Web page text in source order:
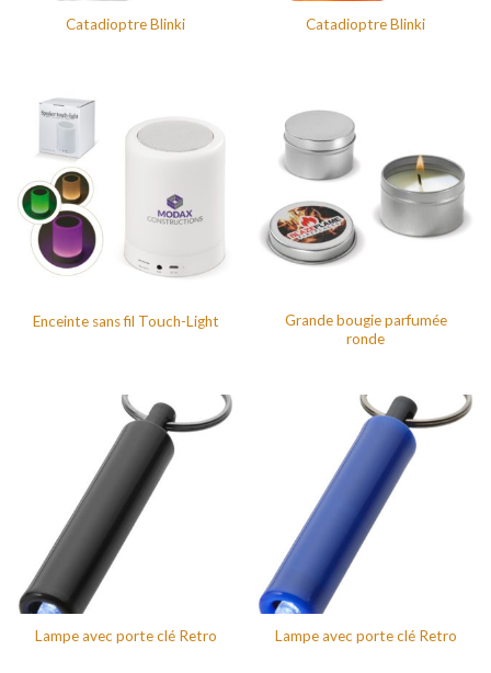
Catadioptre Blinki Catadioptre Blinki
Enceinte sans fil Touch-Light
Grande bougie parfumée
ronde
Lampe avec porte clé Retro Lampe avec porte clé Retro